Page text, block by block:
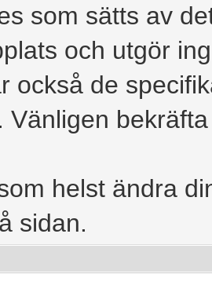
som sätts av
och utgör
också de
Vänligen
helst ändra
sidan.